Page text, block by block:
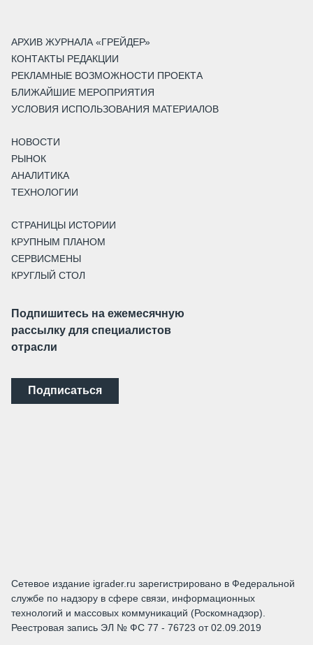
АРХИВ ЖУРНАЛА «ГРЕЙДЕР»
КОНТАКТЫ РЕДАКЦИИ
РЕКЛАМНЫЕ ВОЗМОЖНОСТИ ПРОЕКТА
БЛИЖАЙШИЕ МЕРОПРИЯТИЯ
УСЛОВИЯ ИСПОЛЬЗОВАНИЯ МАТЕРИАЛОВ
НОВОСТИ
РЫНОК
АНАЛИТИКА
ТЕХНОЛОГИИ
СТРАНИЦЫ ИСТОРИИ
КРУПНЫМ ПЛАНОМ
СЕРВИСМЕНЫ
КРУГЛЫЙ СТОЛ
Подпишитесь на ежемесячную
рассылку для специалистов
отрасли
Подписаться
Сетевое издание igrader.ru зарегистрировано в Федеральной
службе по надзору в сфере связи, информационных
технологий и массовых коммуникаций (Роскомнадзор).
Реестровая запись ЭЛ № ФС 77 - 76723 от 02.09.2019